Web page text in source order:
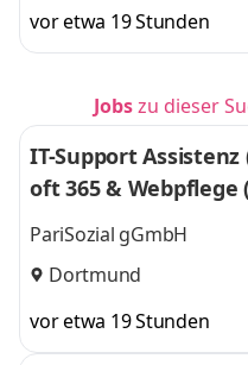
vor etwa 19 Stunden
Jobszu dieser
IT-Support
oft 365 & Webpflege
PariSozial gGmbH
Dortmund
vor etwa 19 Stunden